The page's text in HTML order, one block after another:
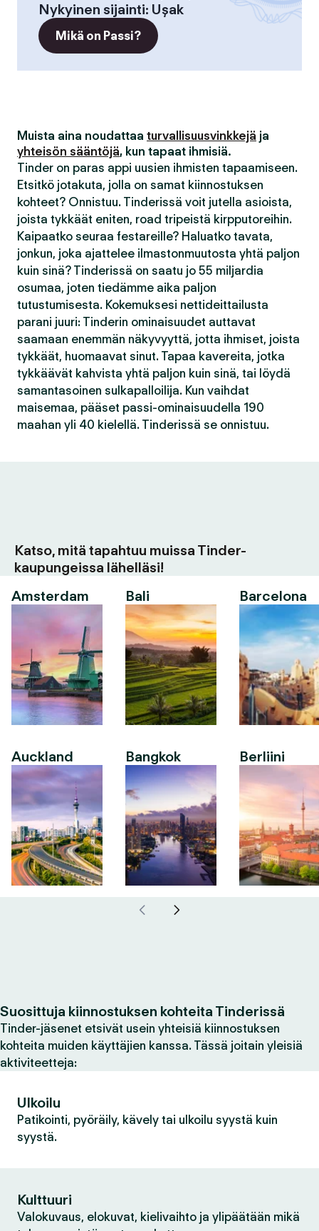
Nykyinen sijainti: Uşak
Mikä on Passi?
Muista aina noudattaa turvallisuusvinkkejä ja
yhteisön sääntöjä, kun tapaat ihmisiä.
Tinder on paras appi uusien ihmisten tapaamiseen.
Etsitkö jotakuta, jolla on samat kiinnostuksen
kohteet? Onnistuu. Tinderissä voit jutella asioista,
joista tykkäät eniten, road tripeistä kirpputoreihin.
Kaipaatko seuraa festareille? Haluatko tavata,
jonkun, joka ajattelee ilmastonmuutosta yhtä paljon
kuin sinä? Tinderissä on saatu jo 55 miljardia
osumaa, joten tiedämme aika paljon
tutustumisesta. Kokemuksesi nettideittailusta
parani juuri: Tinderin ominaisuudet auttavat
saamaan enemmän näkyvyyttä, jotta ihmiset, joista
tykkäät, huomaavat sinut. Tapaa kavereita, jotka
tykkäävät kahvista yhtä paljon kuin sinä, tai löydä
samantasoinen sulkapalloilija. Kun vaihdat
maisemaa, pääset passi-ominaisuudella 190
maahan yli 40 kielellä. Tinderissä se onnistuu.
Katso, mitä tapahtuu muissa Tinder-
kaupungeissa lähelläsi!
Amsterdam
Auckland
Bali
Bangkok
Barcelona
Berliini
Suosittuja kiinnostuksen kohteita Tinderissä
Tinder-jäsenet etsivät usein yhteisiä kiinnostuksen
kohteita muiden käyttäjien kanssa. Tässä joitain yleisiä
aktiviteetteja:
Ulkoilu
Patikointi, pyöräily, kävely tai ulkoilu syystä kuin
syystä.
Kulttuuri
Valokuvaus, elokuvat, kielivaihto ja ylipäätään mikä